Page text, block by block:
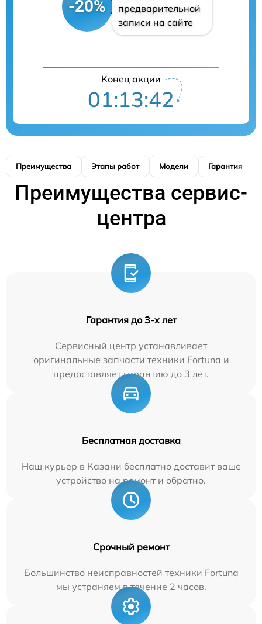
-20%
предварительной
записи на сайте
Конец акции
01:13:41
Преимущества Этапы работ Модели Гарантия
Преимущества сервис-
центра
Гарантия до 3-х лет
Сервисный центр устанавливает
оригинальные запчасти техники Fortuna и
предоставляет гарантию до 3 лет.
Бесплатная доставка
Наш курьер в Казани бесплатно доставит ваше
устройство на ремонт и обратно.
Срочный ремонт
Большинство неисправностей техники Fortuna
мы устраняем в течение 2 часов.